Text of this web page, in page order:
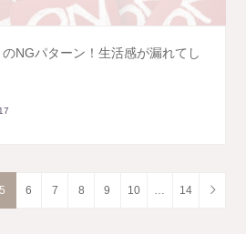
のNGパターン！生活感が漏れてし
5 6 7 8 9 10 14